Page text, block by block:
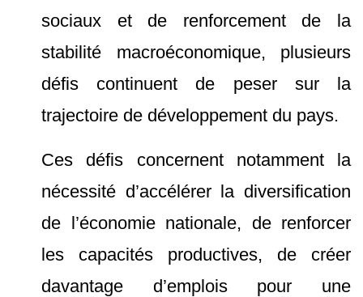
sociaux et de renforcement de la
stabilité macroéconomique, plusieurs
défis continuent de peser sur la
trajectoire de développement du pays.
Ces défis concernent notamment la
nécessité d’accélérer la diversification
de l’économie nationale, de renforcer
les capacités productives, de créer
davantage d’emplois pour une